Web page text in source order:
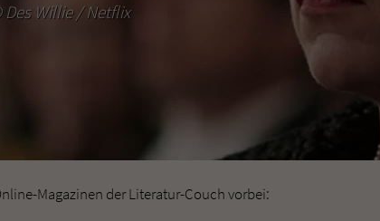
Des Willie / Netflix
Magazinen der Literatur-Couch vorbei: